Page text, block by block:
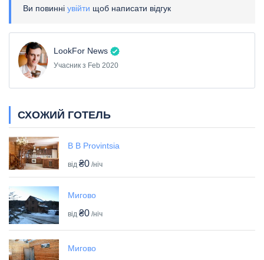
Ви повинні увійти щоб написати відгук
LookFor News
Учасник з Feb 2020
СХОЖИЙ ГОТЕЛЬ
B B Provintsia
від ₴0 /ніч
Мигово
від ₴0 /ніч
Мигово